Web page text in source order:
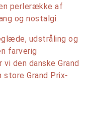
perlerække af
og nostalgi.
udstråling og
farverig
den danske Grand
Grand Prix-